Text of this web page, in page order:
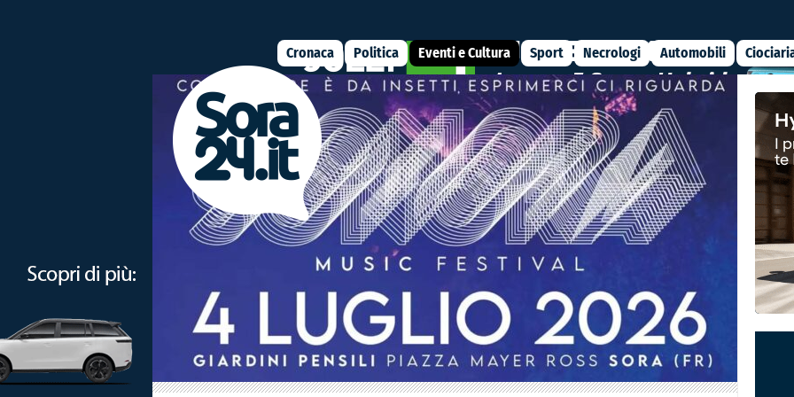
Cronaca Politica Eventi e Cultura Sport Necrologi Automobili